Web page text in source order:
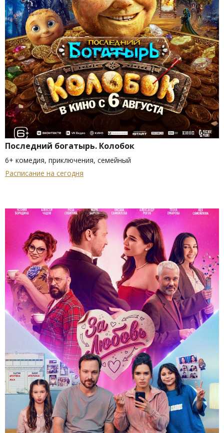
Последний богатырь. Колобок
6+ комедия, приключения, семейный
Расписание на сегодня